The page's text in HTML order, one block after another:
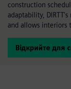
construction
adaptability,
and allows interiors
Відкрийте для